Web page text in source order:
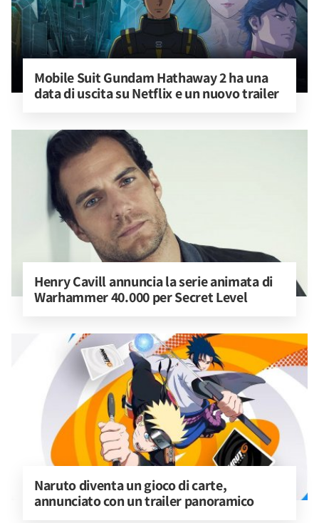
Mobile Suit Gundam Hathaway 2 ha una
data di uscita su Netflix e un nuovo trailer
Henry Cavill annuncia la serie animata di
Warhammer 40.000 per Secret Level
Naruto diventa un gioco di carte,
annunciato con un trailer panoramico